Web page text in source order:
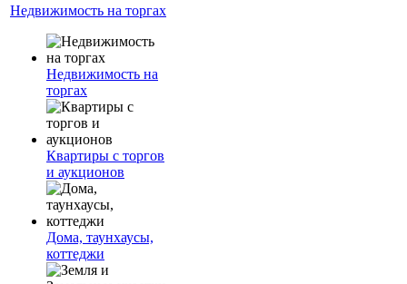
Недвижимость на торгах
Недвижимость на
торгах
Квартиры с торгов
и аукционов
Дома, таунхаусы,
коттеджи